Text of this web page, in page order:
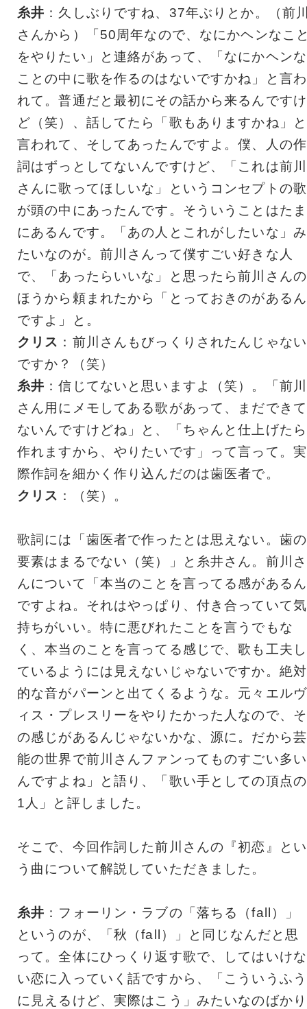
糸井 ：久しぶりですね、37年ぶりとか。（前
さんから）「50周年なので、なにかヘンなこ
をやりたい」と連絡があって、「なにかヘンな
ことの中に歌を作るのはないですかね」と言わ
れて。普通だと最初にその話から来るんですけ
ど（笑）、話してたら「歌もありますかね」と
言われて、そしてあったんですよ。僕、人の作
詞はずっとしてないんですけど、「これは前川
さんに歌ってほしいな」というコンセプトの歌
が頭の中にあったんです。そういうことはたま
にあるんです。「あの人とこれがしたいな」み
たいなのが。前川さんって僕すごい好きな人
で、「あったらいいな」と思ったら前川さんの
ほうから頼まれたから「とっておきのがあるん
ですよ」と。
クリス ：前川さんもびっくりされたんじゃない
ですか？（笑）
糸井 ：信じてないと思いますよ（笑）。「前川
さん用にメモしてある歌があって、まだできて
ないんですけどね」と、「ちゃんと仕上げたら
作れますから、やりたいです」って言って。実
際作詞を細かく作り込んだのは歯医者で。
クリス ：（笑）。
歌詞には「歯医者で作ったとは思えない。歯の
要素はまるでない（笑）」と糸井さん。前川さ
んについて「本当のことを言ってる感があるん
ですよね。それはやっぱり、付き合っていて気
持ちがいい。特に悪びれたことを言うでもな
く、本当のことを言ってる感じで、歌も工夫し
ているようには見えないじゃないですか。絶対
的な音がパーンと出てくるような。元々エルヴ
ィス・プレスリーをやりたかった人なので、そ
の感じがあるんじゃないかな、源に。だから芸
能の世界で前川さんファンってものすごい多い
んですよね」と語り、「歌い手としての頂点の
1人」と評しました。
そこで、今回作詞した前川さんの『初恋』とい
う曲について解説していただきました。
糸井 ：フォーリン・ラブの「落ちる（fall）」
というのが、「秋（fall）」と同じなんだと思
って。全体にひっくり返す歌で、してはいけな
い恋に入っていく話ですから、「こういうふう
に見えるけど、実際はこう」みたいなのばかり